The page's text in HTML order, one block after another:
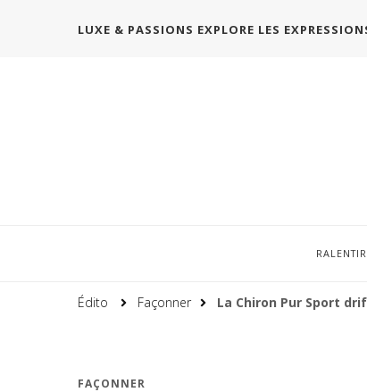
LUXE & PASSIONS EXPLORE LES
RALENTIR
Édito Façonner La Chiron Pur Sport
FAÇONNER